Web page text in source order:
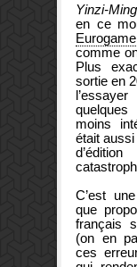
Yinzi-Ming
en ce
Eurogame
comme
Plus
sortie en
moins
était
C’est
que
français
(on en
ces